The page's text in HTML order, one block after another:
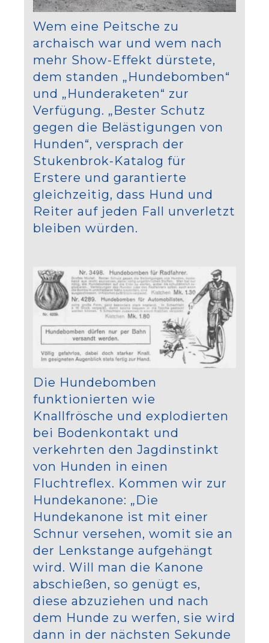
Wem eine Peitsche zu
archaisch war und wem nach
mehr Show-Effekt dürstete,
dem standen „Hundebomben“
und „Hunderaketen“ zur
Verfügung. „Bester Schutz
gegen die Belästigungen von
Hunden“, versprach der
Stukenbrok-Katalog für
Erstere und garantierte
gleichzeitig, dass Hund und
Reiter auf jeden Fall unverletzt
bleiben würden.
Die Hundebomben
funktionierten wie
Knallfrösche und explodierten
bei Bodenkontakt und
verkehrten den Jagdinstinkt
von Hunden in einen
Fluchtreflex. Kommen wir zur
Hundekanone: „Die
Hundekanone ist mit einer
Schnur versehen, womit sie an
der Lenkstange aufgehängt
wird. Will man die Kanone
abschießen, so genügt es,
diese abzuziehen und nach
dem Hunde zu werfen, sie wird
dann in der nächsten Sekunde